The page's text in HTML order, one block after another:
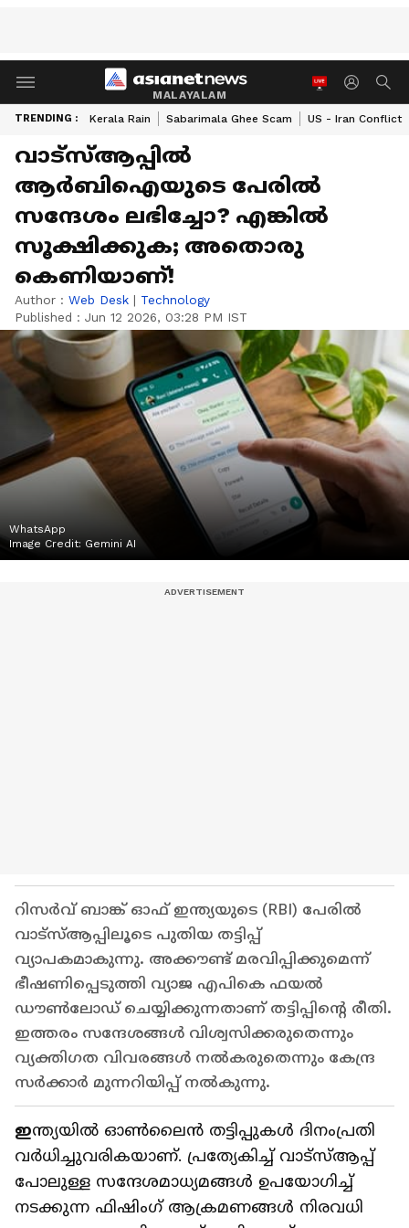
MALAYALAM
TRENDING : Kerala Rain Sabarimala Ghee Scam US - Iran Conflict
വാട്‌സ്ആപ്പിൽ
ആർബിഐയുടെ പേരിൽ
സന്ദേശം ലഭിച്ചോ? എങ്കിൽ
സൂക്ഷിക്കുക; അതൊരു
കെണിയാണ്!
Author : Web Desk | Technology
Published : Jun 12 2026, 03:28 PM IST
WhatsApp
Image Credit: Gemini AI
റിസർവ് ബാങ്ക് ഓഫ് ഇന്ത്യയുടെ (RBI) പേരിൽ
വാട്‌സ്ആപ്പിലൂടെ പുതിയ തട്ടിപ്പ്
വ്യാപകമാകുന്നു. അക്കൗണ്ട് മരവിപ്പിക്കുമെന്ന്
ഭീഷണിപ്പെടുത്തി വ്യാജ എപികെ ഫയൽ
ഡൗൺലോഡ് ചെയ്യിക്കുന്നതാണ് തട്ടിപ്പിന്റെ രീതി.
ഇത്തരം സന്ദേശങ്ങൾ വിശ്വസിക്കരുതെന്നും
വ്യക്തിഗത വിവരങ്ങൾ നൽകരുതെന്നും കേന്ദ്ര
സർക്കാർ മുന്നറിയിപ്പ് നൽകുന്നു.
ഇന്ത്യയിൽ ഓൺലൈൻ തട്ടിപ്പുകൾ ദിനംപ്രതി
വർധിച്ചുവരികയാണ്. പ്രത്യേകിച്ച് വാട്‌സ്ആപ്പ്
പോലുള്ള സന്ദേശമാധ്യമങ്ങൾ ഉപയോഗിച്ച്
നടക്കുന്ന ഫിഷിംഗ് ആക്രമണങ്ങൾ നിരവധി